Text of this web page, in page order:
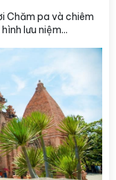
Chăm pa và chiêm
lưu niệm...